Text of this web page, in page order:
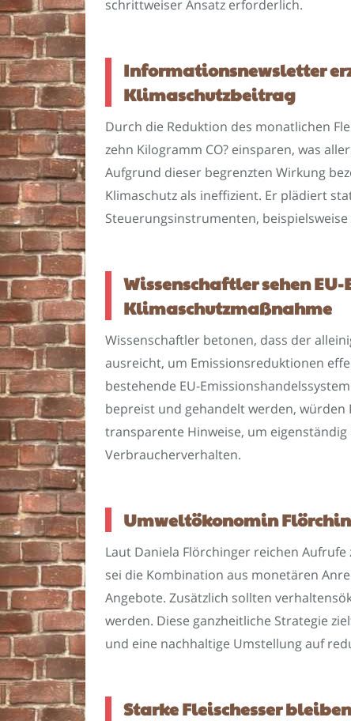
schrittweiser Ansatz erforderlich.
Informationsnewsletter
Klimaschutzbeitrag
Durch die Reduktion des monatlichen
zehn Kilogramm CO? einsparen, was
Aufgrund dieser begrenzten Wirkung
Klimaschutz als ineffizient. Er plädiert
Steuerungsinstrumenten, beispielsweise
Wissenschaftler sehen
Klimaschutzmaßnahme
Wissenschaftler betonen, dass der
ausreicht, um Emissionsreduktionen
bestehende EU-
bepreist und gehandelt werden,
transparente Hinweise, um
Verbraucherverhalten.
Umweltökonomin
Laut Daniela Flörchinger reichen
sei die Kombination aus monetären
Angebote. Zusätzlich sollten
werden. Diese ganzheitliche Strategie
und eine nachhaltige Umstellung auf
Starke Fleischesser